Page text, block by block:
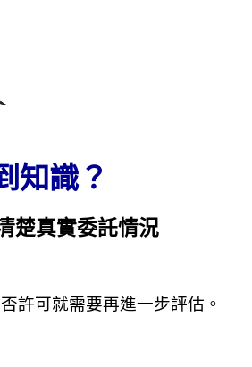
知識？
楚真實委託情況
許可就需要再進一步評估。